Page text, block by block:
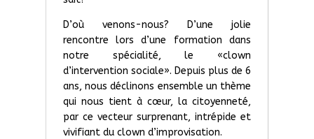
D’où venons-nous? D’une jolie
rencontre lors d’une formation dans
notre spécialité, le «clown
d’intervention sociale». Depuis plus de 6
ans, nous déclinons ensemble un thème
qui nous tient à cœur, la citoyenneté,
par ce vecteur surprenant, intrépide et
vivifiant du clown d’improvisation.